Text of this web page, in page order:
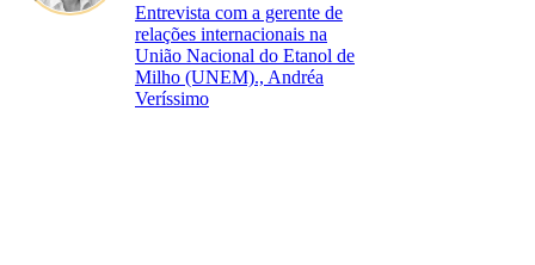
Entrevista com a gerente de
relações internacionais na
União Nacional do Etanol de
Milho (UNEM)., Andréa
Veríssimo